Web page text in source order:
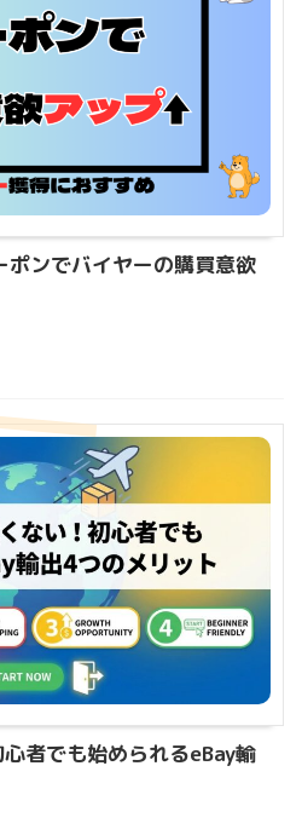
ポンでバイヤーの購買意欲
者でも始められるeBay輸